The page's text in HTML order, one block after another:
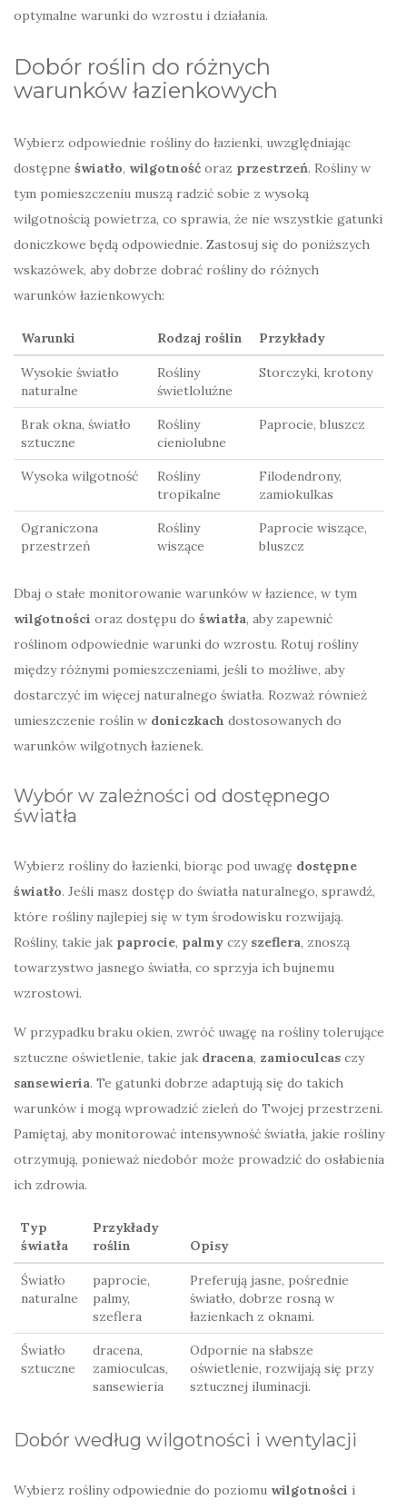
optymalne warunki do wzrostu i działania.
Dobór roślin do różnych
warunków łazienkowych
Wybierz odpowiednie rośliny do łazienki, uwzględniając
dostępne światło, wilgotność oraz przestrzeń. Rośliny w
tym pomieszczeniu muszą radzić sobie z wysoką
wilgotnością powietrza, co sprawia, że nie wszystkie gatunki
doniczkowe będą odpowiednie. Zastosuj się do poniższych
wskazówek, aby dobrze dobrać rośliny do różnych
warunków łazienkowych:
Warunki Rodzaj roślin Przykłady
Wysokie światło
naturalne
Rośliny
świetloluźne
Storczyki, krotony
Brak okna, światło
sztuczne
Rośliny
cieniolubne
Paprocie, bluszcz
Wysoka wilgotność
Rośliny
tropikalne
Filodendrony,
zamiokulkas
Ograniczona
przestrzeń
Rośliny
wiszące
Paprocie wiszące,
bluszcz
Dbaj o stałe monitorowanie warunków w łazience, w tym
wilgotności oraz dostępu do światła, aby zapewnić
roślinom odpowiednie warunki do wzrostu. Rotuj rośliny
między różnymi pomieszczeniami, jeśli to możliwe, aby
dostarczyć im więcej naturalnego światła. Rozważ również
umieszczenie roślin w doniczkach dostosowanych do
warunków wilgotnych łazienek.
Wybór w zależności od dostępnego
światła
Wybierz rośliny do łazienki, biorąc pod uwagę dostępne
światło. Jeśli masz dostęp do światła naturalnego, sprawdź,
które rośliny najlepiej się w tym środowisku rozwijają.
Rośliny, takie jak paprocie, palmy czy szeflera, znoszą
towarzystwo jasnego światła, co sprzyja ich bujnemu
wzrostowi.
W przypadku braku okien, zwróć uwagę na rośliny tolerujące
sztuczne oświetlenie, takie jak dracena, zamioculcas czy
sansewieria. Te gatunki dobrze adaptują się do takich
warunków i mogą wprowadzić zieleń do Twojej przestrzeni.
Pamiętaj, aby monitorować intensywność światła, jakie rośliny
otrzymują, ponieważ niedobór może prowadzić do osłabienia
ich zdrowia.
Typ
światła
Przykłady
roślin
Opisy
Światło
naturalne
paprocie,
palmy,
szeflera
Preferują jasne, pośrednie
światło, dobrze rosną w
łazienkach z oknami.
Światło
sztuczne
dracena,
zamioculcas,
sansewieria
Odpornie na słabsze
oświetlenie, rozwijają się przy
sztucznej iluminacji.
Dobór według wilgotności i wentylacji
Wybierz rośliny odpowiednie do poziomu wilgotności i